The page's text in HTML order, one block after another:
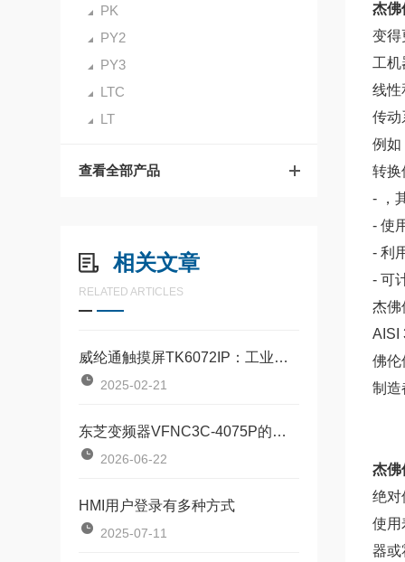
PK
PY2
PY3
LTC
LT
查看全部产品
相关文章
RELATED ARTICLES
威纶通触摸屏TK6072IP：工业控制的得力助手
2025-02-21
东芝变频器VFNC3C-4075P的再生制动电阻怎么配
2026-06-22
HMI用户登录有多种方式
2025-07-11
杰佛
变得
工机
线性
传动
例如
转换
- ，
- 使
- 利
- 可
杰佛
AISI
佛伦
制造
杰佛
绝对
使用
器或